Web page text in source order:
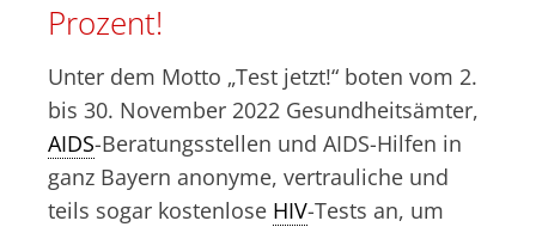
Prozent!
Unter dem Motto „Test jetzt!“ boten vom 2.
bis 30. November 2022 Gesundheitsämter,
AIDS-Beratungsstellen und AIDS-Hilfen in
ganz Bayern anonyme, vertrauliche und
teils sogar kostenlose HIV-Tests an, um